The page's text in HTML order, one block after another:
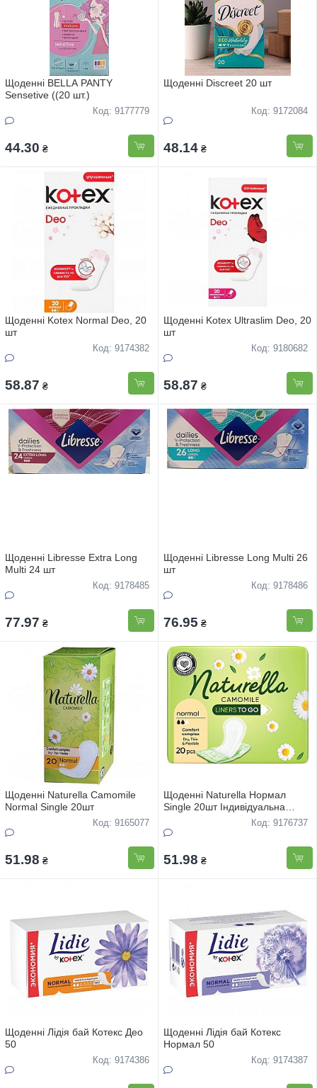
Щоденні BELLA PANTY
Sensetive ((20 шт.)
Код: 9177779
44.30 ₴
Щоденні Discreet 20 шт
Код: 9172084
48.14 ₴
Щоденні Kotex Normal Deo, 20
шт
Код: 9174382
58.87 ₴
Щоденні Kotex Ultraslim Deo, 20
шт
Код: 9180682
58.87 ₴
Щоденні Libresse Extra Long
Multi 24 шт
Код: 9178485
77.97 ₴
Щоденні Libresse Long Multi 26
шт
Код: 9178486
76.95 ₴
Щоденні Naturella Camomile
Normal Single 20шт
Код: 9165077
51.98 ₴
Щоденні Naturella Нормал
Single 20шт Індивідуальна
Код: 9176737
51.98 ₴
Щоденні Лідія бай Котекс Дeo
50
Код: 9174386
Щоденні Лідія бай Котекс
Нормал 50
Код: 9174387